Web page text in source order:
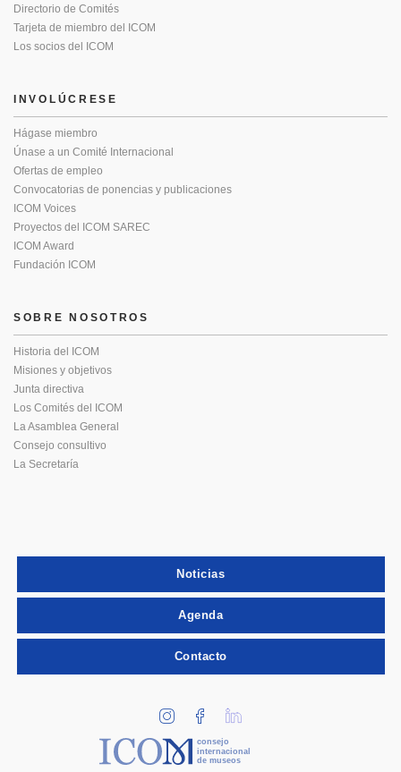
Directorio de Comités
Tarjeta de miembro del ICOM
Los socios del ICOM
INVOLÚCRESE
Hágase miembro
Únase a un Comité Internacional
Ofertas de empleo
Convocatorias de ponencias y publicaciones
ICOM Voices
Proyectos del ICOM SAREC
ICOM Award
Fundación ICOM
SOBRE NOSOTROS
Historia del ICOM
Misiones y objetivos
Junta directiva
Los Comités del ICOM
La Asamblea General
Consejo consultivo
La Secretaría
Noticias
Agenda
Contacto
consejo
internacional
de museos